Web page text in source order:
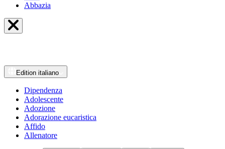
Abbazia
Edition italiano
Dipendenza
Adolescente
Adozione
Adorazione eucaristica
Affido
Allenatore